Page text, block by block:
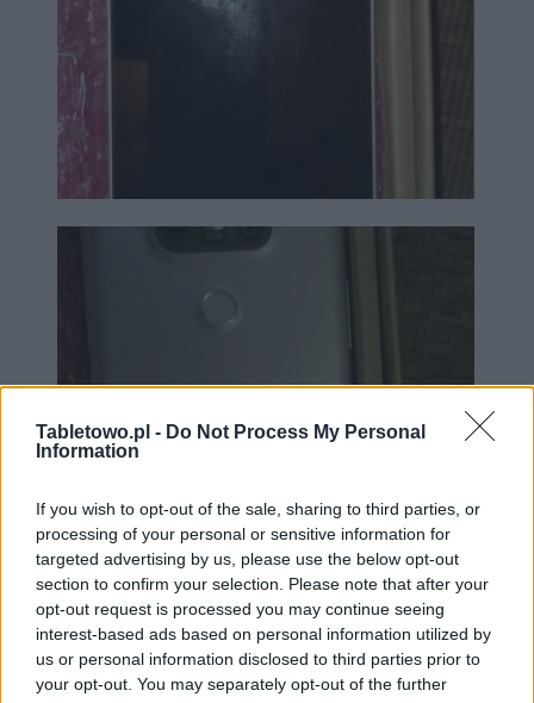
Tabletowo.pl - Do Not Process My Personal
Information
If you wish to opt-out of the sale, sharing to third parties, or
processing of your personal or sensitive information for
targeted advertising by us, please use the below opt-out
section to confirm your selection. Please note that after your
opt-out request is processed you may continue seeing
interest-based ads based on personal information utilized by
us or personal information disclosed to third parties prior to
your opt-out. You may separately opt-out of the further
Warto zwrócić uwagę, że elementy na panelu tylnym